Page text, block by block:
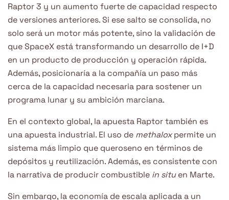
Raptor 3 y un aumento fuerte de capacidad respecto
de versiones anteriores. Si ese salto se consolida, no
solo será un motor más potente, sino la validación de
que SpaceX está transformando un desarrollo de I+D
en un producto de producción y operación rápida.
Además, posicionaría a la compañía un paso más
cerca de la capacidad necesaria para sostener un
programa lunar y su ambición marciana.
En el contexto global, la apuesta Raptor también es
una apuesta industrial. El uso de methaloxpermite un
sistema más limpio que queroseno en términos de
depósitos y reutilización. Además, es consistente con
la narrativa de producir combustible in situen Marte.
Sin embargo, la economía de escala aplicada a un